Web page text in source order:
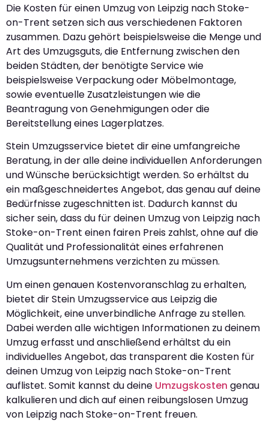
Die Kosten für einen Umzug von Leipzig nach Stoke-
on-Trent setzen sich aus verschiedenen Faktoren
zusammen. Dazu gehört beispielsweise die Menge und
Art des Umzugsguts, die Entfernung zwischen den
beiden Städten, der benötigte Service wie
beispielsweise Verpackung oder Möbelmontage,
sowie eventuelle Zusatzleistungen wie die
Beantragung von Genehmigungen oder die
Bereitstellung eines Lagerplatzes.
Stein Umzugsservice bietet dir eine umfangreiche
Beratung, in der alle deine individuellen Anforderungen
und Wünsche berücksichtigt werden. So erhältst du
ein maßgeschneidertes Angebot, das genau auf deine
Bedürfnisse zugeschnitten ist. Dadurch kannst du
sicher sein, dass du für deinen Umzug von Leipzig nach
Stoke-on-Trent einen fairen Preis zahlst, ohne auf die
Qualität und Professionalität eines erfahrenen
Umzugsunternehmens verzichten zu müssen.
Um einen genauen Kostenvoranschlag zu erhalten,
bietet dir Stein Umzugsservice aus Leipzig die
Möglichkeit, eine unverbindliche Anfrage zu stellen.
Dabei werden alle wichtigen Informationen zu deinem
Umzug erfasst und anschließend erhältst du ein
individuelles Angebot, das transparent die Kosten für
deinen Umzug von Leipzig nach Stoke-on-Trent
auflistet. Somit kannst du deine Umzugskosten genau
kalkulieren und dich auf einen reibungslosen Umzug
von Leipzig nach Stoke-on-Trent freuen.